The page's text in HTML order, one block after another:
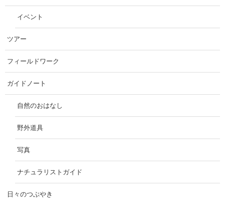
イベント
ツアー
フィールドワーク
ガイドノート
自然のおはなし
野外道具
写真
ナチュラリストガイド
日々のつぶやき